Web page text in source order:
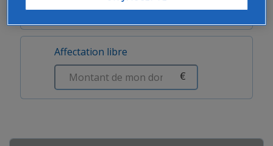
€
Affectation libre
€